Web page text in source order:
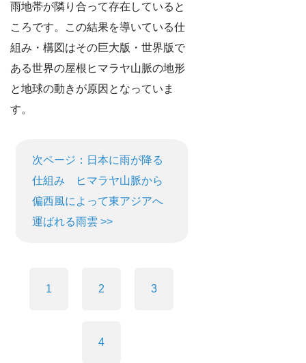
雨地帯が隣り合って存在していると
ころです。この結果を導いている仕
組み・構図はその巨大版・世界版で
ある世界の屋根ヒマラヤ山脈の地形
と地球の動きが原因となっていま
す。
次ページ：日本に雨が降る
仕組み ヒマラヤ山脈から
偏西風によって東アジアへ
運ばれる雨雲 >>
1 2 3
4